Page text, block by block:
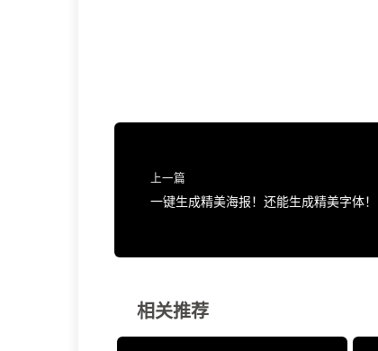
上一篇
一键生成精美海报！还能生成精美字体！
相关推荐